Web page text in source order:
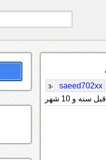
saeed702xx
-3
قبل سنه و 10 شهر